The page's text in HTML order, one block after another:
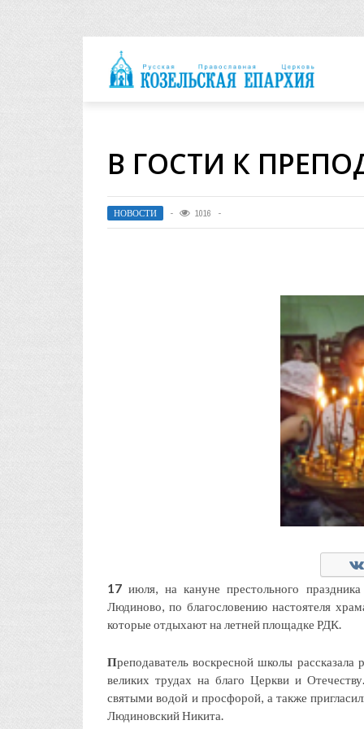
В ГОСТИ К
НОВОСТИ 1016
17 июля, на кануне престольного
Людиново, по благословению настоятеля
которые отдыхают на летней площадке РДК.
Преподаватель воскресной школы
великих трудах на благо Церкви и
святыми водой и просфорой, а также
Людиновский Никита.